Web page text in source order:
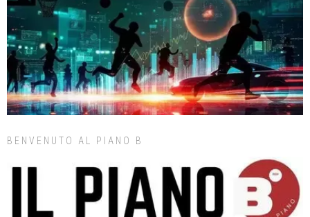
BENVENUTO AL PIANO B